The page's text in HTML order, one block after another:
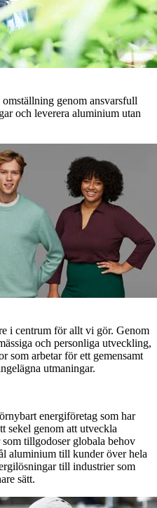
genom ansvarsfull
och leverera aluminium utan
i centrum för allt vi gör. Genom
och personliga utveckling,
som arbetar för ett gemensamt
utmaningar.
energiföretag som har
sekel genom att utveckla
tillgodoser globala behov
aluminium till kunder över hela
till industrier som
sätt.